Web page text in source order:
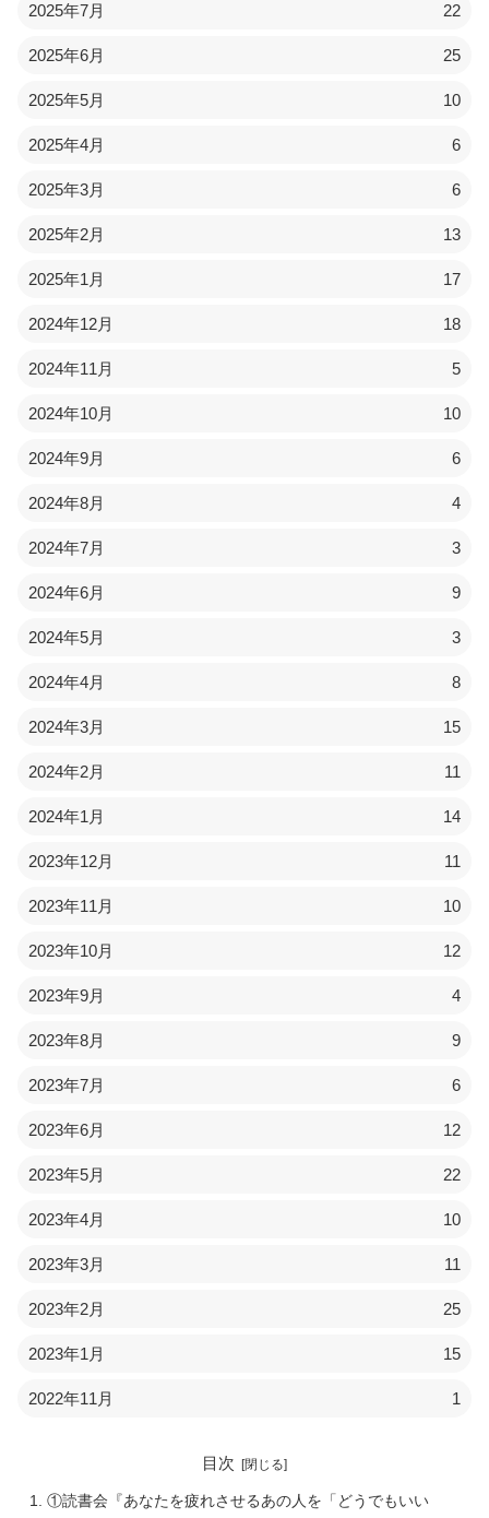
2025年7月 22
2025年6月 25
2025年5月 10
2025年4月 6
2025年3月 6
2025年2月 13
2025年1月 17
2024年12月 18
2024年11月 5
2024年10月 10
2024年9月 6
2024年8月 4
2024年7月 3
2024年6月 9
2024年5月 3
2024年4月 8
2024年3月 15
2024年2月 11
2024年1月 14
2023年12月 11
2023年11月 10
2023年10月 12
2023年9月 4
2023年8月 9
2023年7月 6
2023年6月 12
2023年5月 22
2023年4月 10
2023年3月 11
2023年2月 25
2023年1月 15
2022年11月 1
目次
①読書会『あなたを疲れさせるあの人を「どうでもいい